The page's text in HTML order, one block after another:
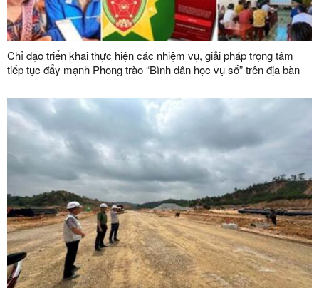
Chỉ đạo triển khai thực hiện các nhiệm vụ, giải pháp trọng tâm
tiếp tục đẩy mạnh Phong trào “Bình dân học vụ số” trên địa bàn